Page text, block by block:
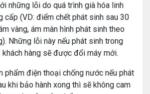
những lỗi do quá trình già hóa linh
cấp (VD: điểm chết phát sinh sau 30
vàng, ám màn hình phát sinh theo
Những lỗi này nếu phát sinh trong
khách hàng sẽ được đổi máy mới.
phẩm điện thoại chống nước nếu phát
khi bảo hành xong thì sẽ không cam